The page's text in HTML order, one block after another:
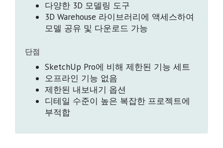
다양한 3D 모델링 도구
3D Warehouse 라이브러리에 액세스하여
모델 공유 및 다운로드 가능
단점
SketchUp Pro에 비해 제한된 기능 세트
오프라인 기능 없음
제한된 내보내기 옵션
디테일 수준이 높은 복잡한 프로젝트에
부적합